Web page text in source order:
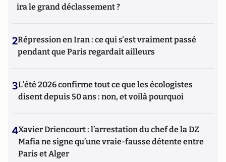
ira le grand déclassement ?
2Répression en Iran : ce qui s'est vraiment passé
pendant que Paris regardait ailleurs
3L’été 2026 confirme tout ce que les écologistes
disent depuis 50 ans : non, et voilà pourquoi
4Xavier Driencourt : l’arrestation du chef de la DZ
Mafia ne signe qu’une vraie-fausse détente entre
Paris et Alger